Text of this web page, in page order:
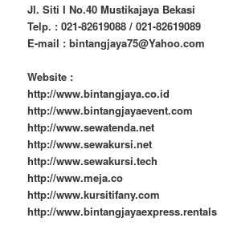
Jl. Siti I No.40 Mustikajaya Bekasi
Telp. : 021-82619088 / 021-82619089
E-mail : bintangjaya75@Yahoo.com
Website :
http://www.bintangjaya.co.id
http://www.bintangjayaevent.com
http://www.sewatenda.net
http://www.sewakursi.net
http://www.sewakursi.tech
http://www.meja.co
http://www.kursitifany.com
http://www.bintangjayaexpress.rentals